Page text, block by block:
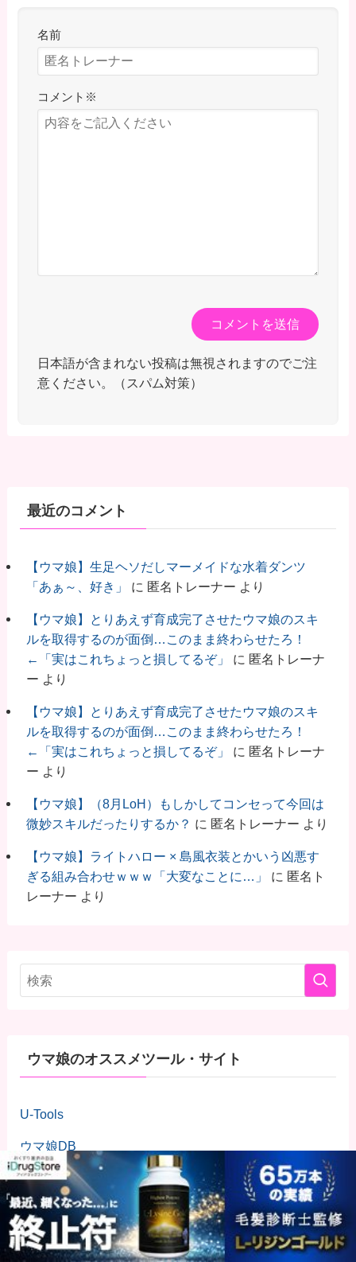
名前
コメント ※
日本語が含まれない投稿は無視されますのでご注
意ください。（スパム対策）
最近のコメント
【ウマ娘】生足ヘソだしマーメイドな水着ダンツ
「あぁ～、好き」
に 匿名トレーナー より
【ウマ娘】とりあえず育成完了させたウマ娘のスキ
ルを取得するのが面倒…このまま終わらせたろ！
←「実はこれちょっと損してるぞ」
に 匿名トレーナ
ー より
【ウマ娘】とりあえず育成完了させたウマ娘のスキ
ルを取得するのが面倒…このまま終わらせたろ！
←「実はこれちょっと損してるぞ」
に 匿名トレーナ
ー より
【ウマ娘】（8月LoH）もしかしてコンセって今回は
微妙スキルだったりするか？ に 匿名トレーナー より
【ウマ娘】ライトハロー × 島風衣装とかいう凶悪す
ぎる組み合わせｗｗｗ「大変なことに…」
に 匿名ト
レーナー より
ウマ娘のオススメツール・サイト
U-Tools
ウマ娘DB
スタミナ計算機
レシート因子メーカー
ウマ娘 情報 まとめ 置き場